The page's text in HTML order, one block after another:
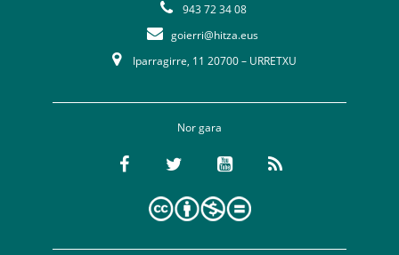
943 72 34 08
goierri@hitza.eus
Iparragirre, 11 20700 – URRETXU
Nor gara